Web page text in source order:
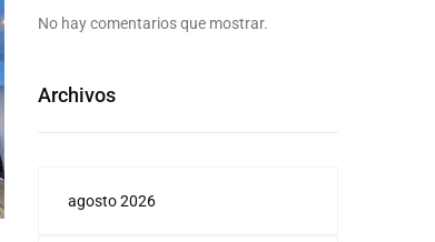
No hay comentarios que mostrar.
Archivos
agosto 2026